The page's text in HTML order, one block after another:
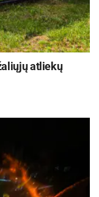
atliekų